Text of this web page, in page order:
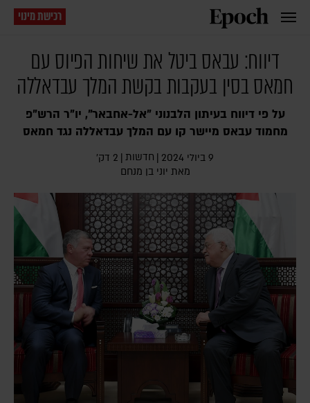
רכישת מינוי
דיווח: עבאס ביטל את שיחות הפיוס עם
חמאס בסין בעקבות בקשת המלך עבדאללה
על פי דיווח בעיתון הלבנוני "אל-אחבאר", יו"ר הרש"פ
מחמוד עבאס מיישר קו עם המלך עבדאללה נגד חמאס
9 ביולי 2024 | חדשות | 2 דק׳
מאת יוני בן מנחם